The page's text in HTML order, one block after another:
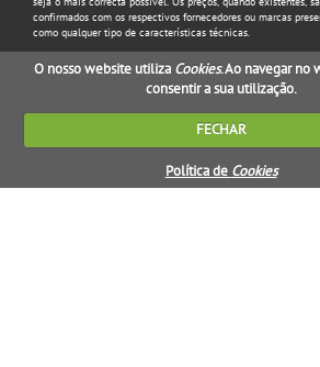
confirmados com os respectivos fornecedores ou marcas
como qualquer tipo de características técnicas.
O nosso website utiliza Cookies. Ao navegar no
consentir a sua utilização.
FECHAR
Política de Cookies